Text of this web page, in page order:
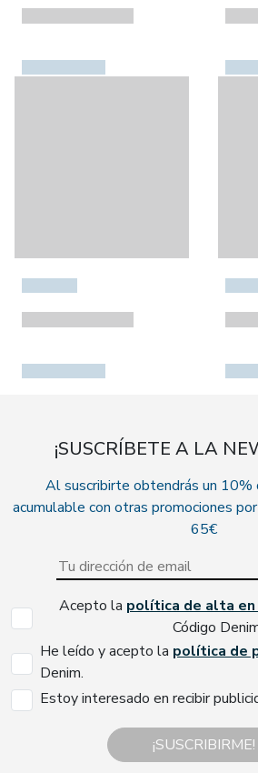
¡SUSCRÍBETE A LA
Al suscribirte obtendrás un 10%
acumulable con otras promociones
65€
Acepto la política de alta
Código
He leído y acepto la política de
Denim.
Estoy interesado en recibir
¡SUSCRIBIRME!